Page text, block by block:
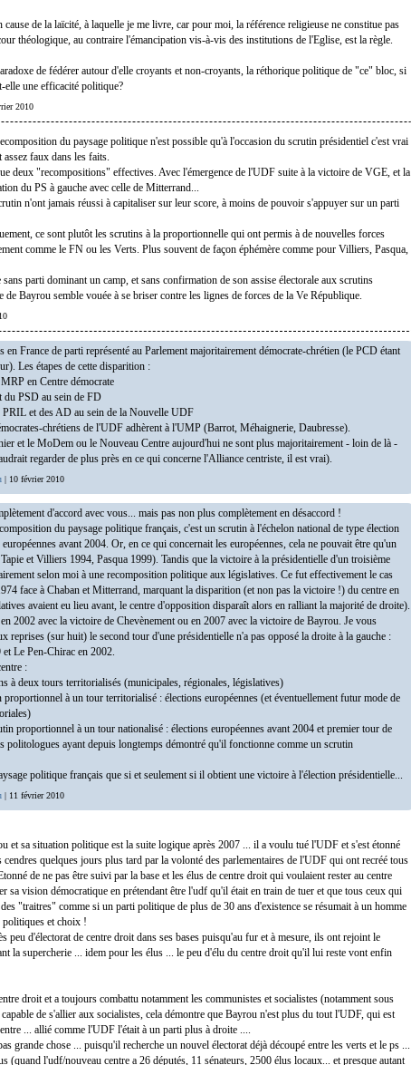
cause de la laïcité, à laquelle je me livre, car pour moi, la référence religieuse ne constitue pas
théologique, au contraire l'émancipation vis-à-vis des institutions de l'Eglise, est la règle.
de fédérer autour d'elle croyants et non-croyants, la réthorique politique de "ce" bloc, si
elle une efficacité politique?
2010
du paysage politique n'est possible qu'à l'occasion du scrutin présidentiel c'est vrai
faux dans les faits.
deux "recompositions" effectives. Avec l'émergence de l'UDF suite à la victoire de VGE, et la
du PS à gauche avec celle de Mitterrand...
n'ont jamais réussi à capitaliser sur leur score, à moins de pouvoir s'appuyer sur un parti
ce sont plutôt les scrutins à la proportionnelle qui ont permis à de nouvelles forces
comme le FN ou les Verts. Plus souvent de façon éphémère comme pour Villiers, Pasqua,
sans parti dominant un camp, et sans confirmation de son assise électorale aux scrutins
de Bayrou semble vouée à se briser contre les lignes de forces de la Ve République.
France de parti représenté au Parlement majoritairement démocrate-chrétien (le PCD étant
Les étapes de cette disparition :
en Centre démocrate
PSD au sein de FD
et des AD au sein de la Nouvelle UDF
chrétiens de l'UDF adhèrent à l'UMP (Barrot, Méhaignerie, Daubresse).
et le MoDem ou le Nouveau Centre aujourd'hui ne sont plus majoritairement - loin de là -
regarder de plus près en ce qui concerne l'Alliance centriste, il est vrai).
| 10 février 2010
d'accord avec vous... mais pas non plus complètement en désaccord !
du paysage politique français, c'est un scrutin à l'échelon national de type élection
avant 2004. Or, en ce qui concernait les européennes, cela ne pouvait être qu'un
et Villiers 1994, Pasqua 1999). Tandis que la victoire à la présidentielle d'un troisième
selon moi à une recomposition politique aux législatives. Ce fut effectivement le cas
face à Chaban et Mitterrand, marquant la disparition (et non pas la victoire !) du centre en
avaient eu lieu avant, le centre d'opposition disparaît alors en ralliant la majorité de droite).
2002 avec la victoire de Chevènement ou en 2007 avec la victoire de Bayrou. Je vous
reprises (sur huit) le second tour d'une présidentielle n'a pas opposé la droite à la gauche :
Le Pen-Chirac en 2002.
:
à deux tours territorialisés (municipales, régionales, législatives)
proportionnel à un tour territorialisé : élections européennes (et éventuellement futur mode de
proportionnel à un tour nationalisé : élections européennes avant 2004 et premier tour de
politologues ayant depuis longtemps démontré qu'il fonctionne comme un scrutin
politique français que si et seulement si il obtient une victoire à l'élection présidentielle...
| 11 février 2010
et sa situation politique est la suite logique après 2007 ... il a voulu tué l'UDF et s'est étonné
cendres quelques jours plus tard par la volonté des parlementaires de l'UDF qui ont recréé tous
de ne pas être suivi par la base et les élus de centre droit qui voulaient rester au centre
sa vision démocratique en prétendant être l'udf qu'il était en train de tuer et que tous ceux qui
"traitres" comme si un parti politique de plus de 30 ans d'existence se résumait à un homme
politiques et choix !
peu d'électorat de centre droit dans ses bases puisqu'au fur et à mesure, ils ont rejoint le
la supercherie ... idem pour les élus ... le peu d'élu du centre droit qu'il lui reste vont enfin
droit et a toujours combattu notamment les communistes et socialistes (notamment sous
de s'allier aux socialistes, cela démontre que Bayrou n'est plus du tout l'UDF, qui est
... allié comme l'UDF l'était à un parti plus à droite ....
grande chose ... puisqu'il recherche un nouvel électorat déjà découpé entre les verts et le ps ...
(quand l'udf/nouveau centre a 26 députés, 11 sénateurs, 2500 élus locaux... et presque autant